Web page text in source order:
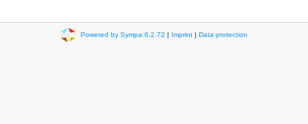
Powered by Sympa 6.2.72 | Imprint| Data protection